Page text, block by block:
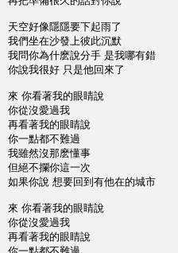
天空好像隱隱要下起雨了
我們坐在沙發上彼此沉默
我問你為什麽說分手 是我哪有錯
你說我很好 只是他回來了
來 你看著我的眼睛說
你從沒愛過我
再看著我的眼睛說
你一點都不難過
我雖然沒那麽懂事
但絕不攔你這一次
如果你說 想要回到有他在的城市
來 你看著我的眼睛說
你從沒愛過我
再看著我的眼睛說